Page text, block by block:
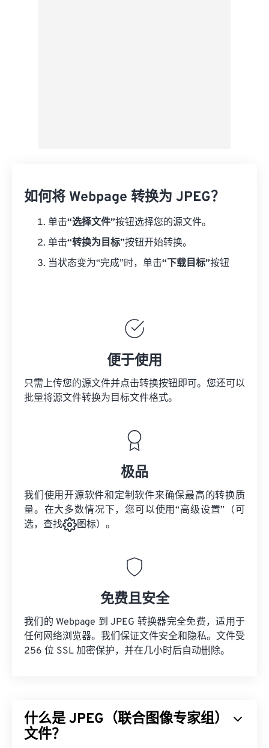
如何将 Webpage 转换为 JPEG？
单击“选择文件”按钮选择您的源文件。
单击“转换为目标”按钮开始转换。
当状态变为“完成”时，单击“下载目标”按钮
便于使用
只需上传您的源文件并点击转换按钮即可。您还可以
批量将源文件转换为目标文件格式。
极品
我们使用开源软件和定制软件来确保最高的转换质
量。在大多数情况下，您可以使用“高级设置”（可
选，查找
图标）。
免费且安全
我们的 Webpage 到 JPEG 转换器完全免费，适用于
任何网络浏览器。我们保证文件安全和隐私。文件受
256 位 SSL 加密保护，并在几小时后自动删除。
什么是 JPEG（联合图像专家组）
文件？